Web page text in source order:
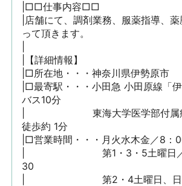
|□□仕事内容□□
|店舗にて、調剤業務、服薬指導、
って頂きます。
|【詳細情報】
|□所在地・・・神奈川県伊勢原市
|□最寄駅・・・小田急 小田原線「
バス10分
|　　　　　　　東海大学医学部付
徒歩約 1分
|□営業時間・・・月火水木金／8：
|　　　　　　　　第1・3・5土曜日
30
|　　　　　　　　第2・4土曜日、